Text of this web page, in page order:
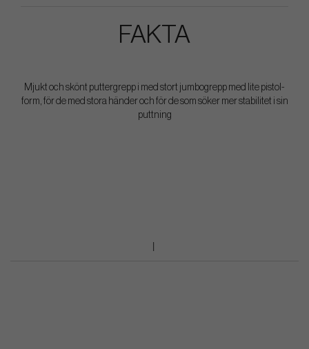
FAKTA
Mjukt och skönt puttergrepp i med stort jumbogrepp med lite pistol-
form, för de med stora händer och för de som söker mer stabilitet i sin
puttning